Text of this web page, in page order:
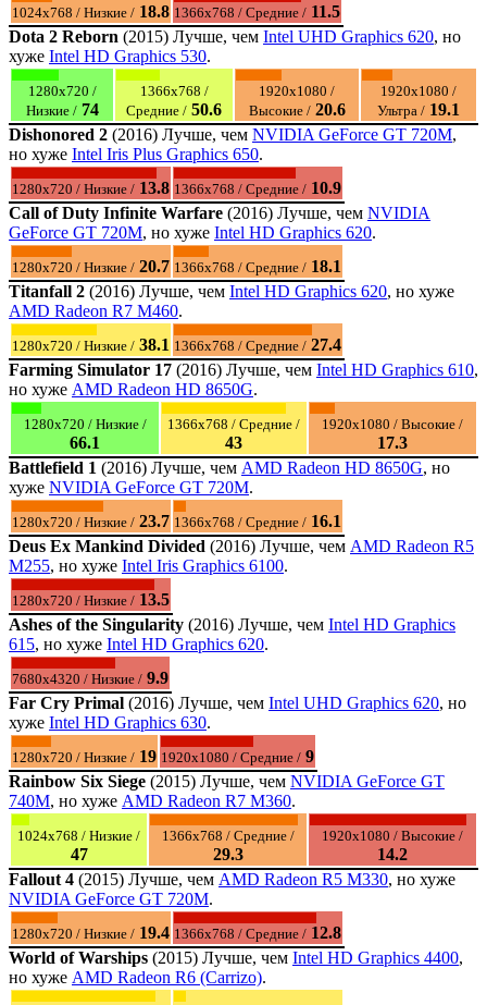
1024x768 / Низкие / 18.8 1366x768 / Средние / 11.5
Dota 2 Reborn (2015) Лучше, чем Intel UHD Graphics 620, но
хуже Intel HD Graphics 530.
1280x720 /
Низкие / 74
1366x768 /
Средние / 50.6
1920x1080 /
Высокие / 20.6
1920x1080 /
Ультра / 19.1
Dishonored 2 (2016) Лучше, чем NVIDIA GeForce GT 720M,
но хуже Intel Iris Plus Graphics 650.
1280x720 / Низкие / 13.8 1366x768 / Средние / 10.9
Call of Duty Infinite Warfare (2016) Лучше, чем NVIDIA
GeForce GT 720M, но хуже Intel HD Graphics 620.
1280x720 / Низкие / 20.7 1366x768 / Средние / 18.1
Titanfall 2 (2016) Лучше, чем Intel HD Graphics 620, но хуже
AMD Radeon R7 M460.
1280x720 / Низкие / 38.1 1366x768 / Средние / 27.4
Farming Simulator 17 (2016) Лучше, чем Intel HD Graphics 610,
но хуже AMD Radeon HD 8650G.
1280x720 / Низкие /
66.1
1366x768 / Средние /
43
1920x1080 / Высокие /
17.3
Battlefield 1 (2016) Лучше, чем AMD Radeon HD 8650G, но
хуже NVIDIA GeForce GT 720M.
1280x720 / Низкие / 23.7 1366x768 / Средние / 16.1
Deus Ex Mankind Divided (2016) Лучше, чем AMD Radeon R5
M255, но хуже Intel Iris Graphics 6100.
1280x720 / Низкие / 13.5
Ashes of the Singularity (2016) Лучше, чем Intel HD Graphics
615, но хуже Intel HD Graphics 620.
7680x4320 / Низкие / 9.9
Far Cry Primal (2016) Лучше, чем Intel UHD Graphics 620, но
хуже Intel HD Graphics 630.
1280x720 / Низкие / 19 1920x1080 / Средние / 9
Rainbow Six Siege (2015) Лучше, чем NVIDIA GeForce GT
740M, но хуже AMD Radeon R7 M360.
1024x768 / Низкие /
47
1366x768 / Средние /
29.3
1920x1080 / Высокие /
14.2
Fallout 4 (2015) Лучше, чем AMD Radeon R5 M330, но хуже
NVIDIA GeForce GT 720M.
1280x720 / Низкие / 19.4 1366x768 / Средние / 12.8
World of Warships (2015) Лучше, чем Intel HD Graphics 4400,
но хуже AMD Radeon R6 (Carrizo).